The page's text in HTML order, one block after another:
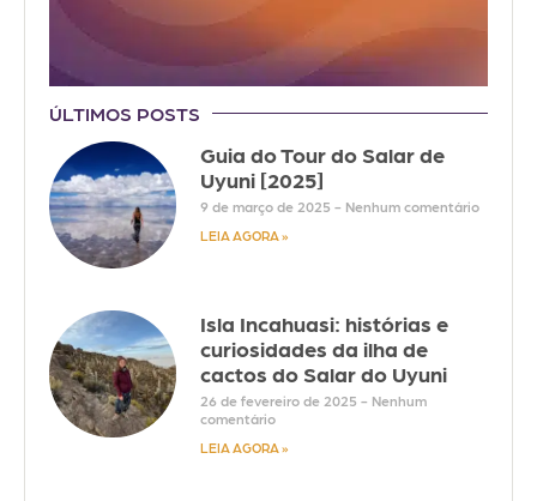
ÚLTIMOS POSTS
Guia do Tour do Salar de
Uyuni [2025]
9 de março de 2025 Nenhum comentário
LEIA AGORA »
Isla Incahuasi: histórias e
curiosidades da ilha de
cactos do Salar do Uyuni
26 de fevereiro de 2025
Nenhum
comentário
LEIA AGORA »